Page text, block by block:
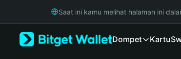
Русский
Saat ini kamu melihat halaman ini
Dompet Kartu